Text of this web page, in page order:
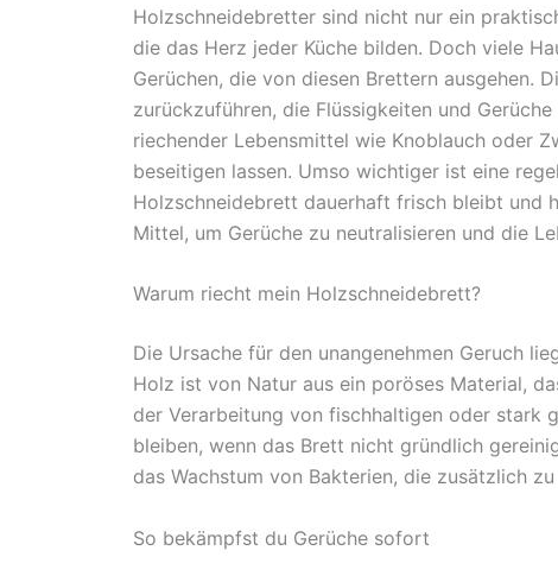
Holzschneidebretter sind nicht nur ein
die das Herz jeder Küche bilden. Doch viele
Gerüchen, die von diesen Brettern ausgehen.
zurückzuführen, die Flüssigkeiten und
riechender Lebensmittel wie Knoblauch oder
beseitigen lassen. Umso wichtiger ist eine
Holzschneidebrett dauerhaft frisch bleibt und
Mittel, um Gerüche zu neutralisieren und die
Warum riecht mein Holzschneidebrett?
Die Ursache für den unangenehmen Geruch
Holz ist von Natur aus ein poröses Material,
der Verarbeitung von fischhaltigen oder stark
bleiben, wenn das Brett nicht gründlich
das Wachstum von Bakterien, die zusätzlich
So bekämpfst du Gerüche sofort